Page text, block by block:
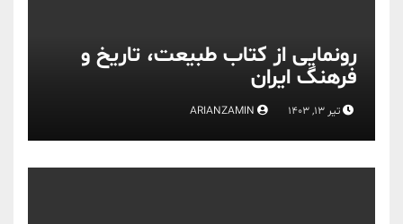
رونمایی از کتاب طبیعت، تاریخ و
فرهنگ ایران
تیر 13, 1403